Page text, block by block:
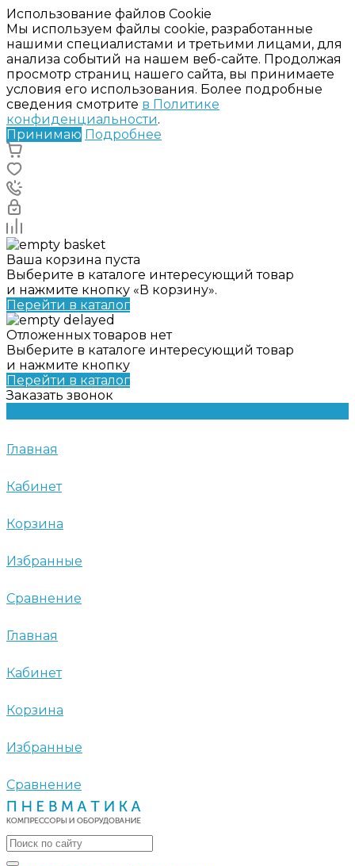
Использование файлов Cookie
Мы используем файлы cookie, разработанные
нашими специалистами и третьими лицами, для
анализа событий на нашем веб-сайте. Продолжая
просмотр страниц нашего сайта, вы принимаете
условия его использования. Более подробные
сведения смотрите в Политике
конфиденциальности.
Принимаю Подробнее
Ваша корзина пуста
Выберите в каталоге интересующий товар
и нажмите кнопку «В корзину».
Перейти в каталог
Отложенных товаров нет
Выберите в каталоге интересующий товар
и нажмите кнопку
Перейти в каталог
Заказать звонок
Главная
Кабинет
Корзина
Избранные
Сравнение
Главная
Кабинет
Корзина
Избранные
Сравнение